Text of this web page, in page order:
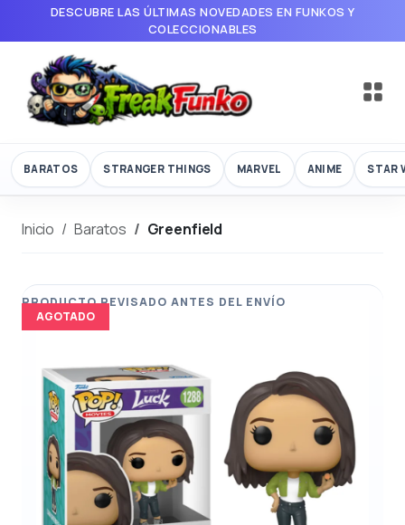
DESCUBRE LAS ÚLTIMAS NOVEDADES EN FUNKOS Y
COLECCIONABLES
BARATOS STRANGER THINGS MARVEL ANIME STAR
Inicio Baratos Greenfield
AGOTADO